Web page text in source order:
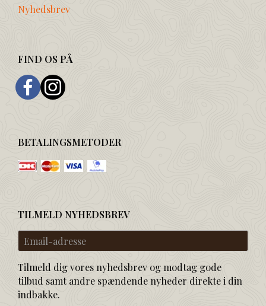
Nyhedsbrev
FIND OS PÅ
BETALINGSMETODER
TILMELD NYHEDSBREV
Email-
adresse
Tilmeld dig vores nyhedsbrev og modtag gode
tilbud samt andre spændende nyheder direkte i din
indbakke.